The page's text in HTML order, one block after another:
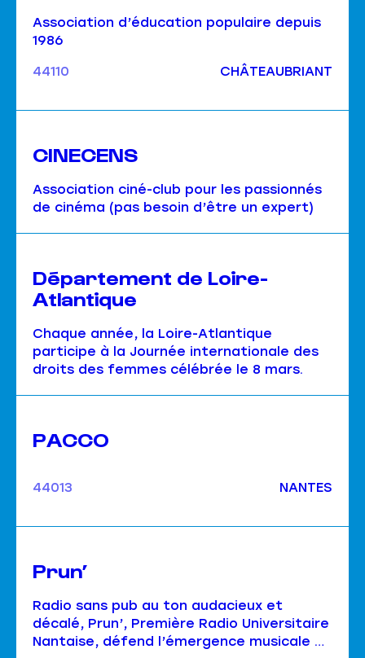
Association d’éducation populaire depuis
1986
44110
CHÂTEAUBRIANT
CINECENS
Association ciné-club pour les passionnés
de cinéma (pas besoin d’être un expert)
Département de Loire-
Atlantique
Chaque année, la Loire-Atlantique
participe à la Journée internationale des
droits des femmes célébrée le 8 mars.
PACCO
44013 NANTES
Prun’
Radio sans pub au ton audacieux et
décalé, Prun’, Première Radio Universitaire
Nantaise, défend l’émergence musicale et